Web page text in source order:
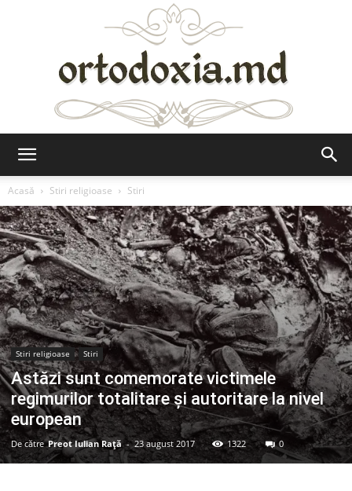
Acasă
Stiri religioase Stiri
Stiri religioase Stiri
Astăzi sunt comemorate victimele
regimurilor totalitare și autoritare la nivel
european
De către Preot Iulian Raţă - 23 august 2017 1322 0